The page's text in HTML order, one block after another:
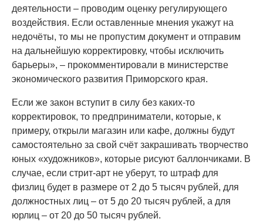
деятельности – проводим оценку регулирующего
воздействия. Если оставленные мнения укажут на
недочёты, то мы не пропустим документ и отправим
на дальнейшую корректировку, чтобы исключить
барьеры», – прокомментировали в министерстве
экономического развития Приморского края.
Если же закон вступит в силу без каких-то
корректировок, то предприниматели, которые, к
примеру, открыли магазин или кафе, должны будут
самостоятельно за свой счёт закрашивать творчество
юных «художников», которые рисуют баллончиками. В
случае, если стрит-арт не уберут, то штраф для
физлиц будет в размере от 2 до 5 тысяч рублей, для
должностных лиц – от 5 до 20 тысяч рублей, а для
юрлиц – от 20 до 50 тысяч рублей.